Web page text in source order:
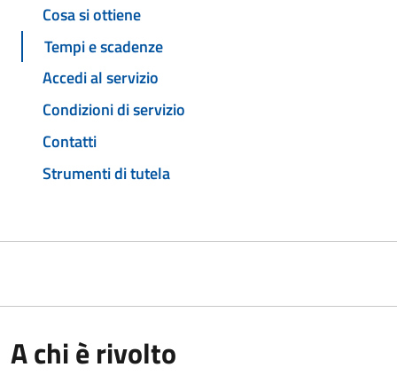
Cosa si ottiene
Tempi e scadenze
Accedi al servizio
Condizioni di servizio
Contatti
Strumenti di tutela
A chi è rivolto